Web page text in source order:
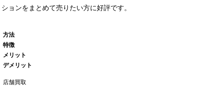
ションをまとめて売りたい方に好評です。
方法
特徴
メリット
デメリット
店舗買取